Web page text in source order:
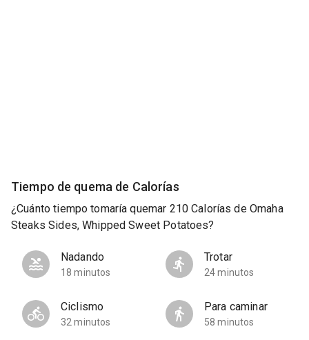
Tiempo de quema de Calorías
¿Cuánto tiempo tomaría quemar 210 Calorías de Omaha
Steaks Sides, Whipped Sweet Potatoes?
Nadando
18 minutos
Trotar
24 minutos
Ciclismo
32 minutos
Para caminar
58 minutos